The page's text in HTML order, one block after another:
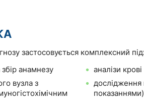
застосовується комплексний
збір анамнезу
вузла з
аналізи крові
дослідження
показаннями)